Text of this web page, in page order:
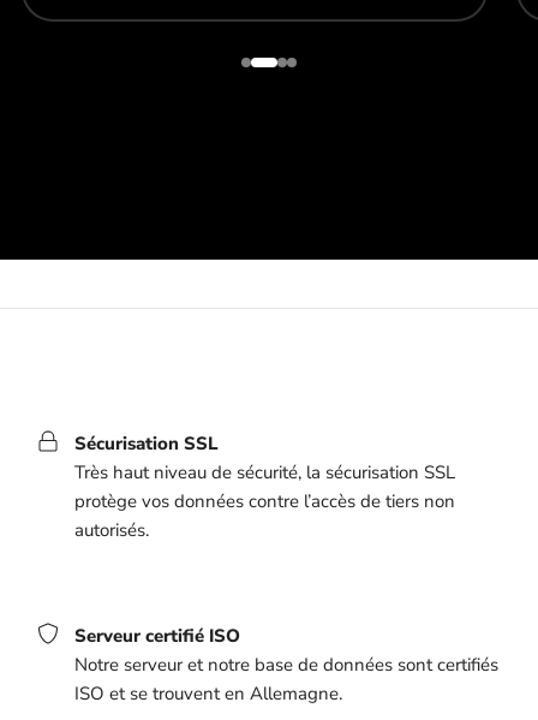
Sécurisation SSL
Très haut niveau de sécurité, la sécurisation SSL
protège vos données contre l’accès de tiers non
autorisés.
Serveur certifié ISO
Notre serveur et notre base de données sont certifiés
ISO et se trouvent en Allemagne.